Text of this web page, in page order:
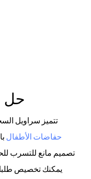
تتميز سراويل
حفاضات الأطفال
تصميم مانع للتسرب